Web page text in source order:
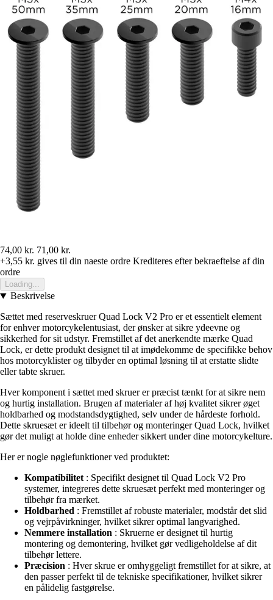
74,00 kr. 71,00 kr.
+3,55 kr. gives til din naeste ordre Krediteres efter bekraeftelse af din
ordre
Loading...
Beskrivelse
Sættet med reserveskruer Quad Lock V2 Pro er et essentielt element
for enhver motorcykelentusiast, der ønsker at sikre ydeevne og
sikkerhed for sit udstyr. Fremstillet af det anerkendte mærke Quad
Lock, er dette produkt designet til at imødekomme de specifikke behov
hos motorcyklister og tilbyder en optimal løsning til at erstatte slidte
eller tabte skruer.
Hver komponent i sættet med skruer er præcist tænkt for at sikre nem
og hurtig installation. Brugen af materialer af høj kvalitet sikrer øget
holdbarhed og modstandsdygtighed, selv under de hårdeste forhold.
Dette skruesæt er ideelt til tilbehør og monteringer Quad Lock, hvilket
gør det muligt at holde dine enheder sikkert under dine motorcykelture.
Her er nogle nøglefunktioner ved produktet:
Kompatibilitet : Specifikt designet til Quad Lock V2 Pro
systemer, integreres dette skruesæt perfekt med monteringer og
tilbehør fra mærket.
Holdbarhed : Fremstillet af robuste materialer, modstår det slid
og vejrpåvirkninger, hvilket sikrer optimal langvarighed.
Nemmere installation : Skruerne er designet til hurtig
montering og demontering, hvilket gør vedligeholdelse af dit
tilbehør lettere.
Præcision : Hver skrue er omhyggeligt fremstillet for at sikre, at
den passer perfekt til de tekniske specifikationer, hvilket sikrer
en pålidelig fastgørelse.